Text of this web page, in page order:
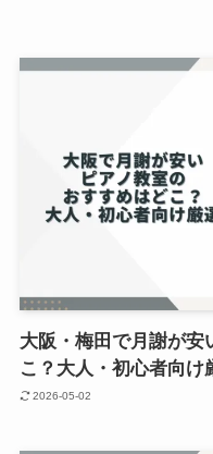
大阪・梅田で月謝が安
こ？大人・初心者向け
2026-05-02